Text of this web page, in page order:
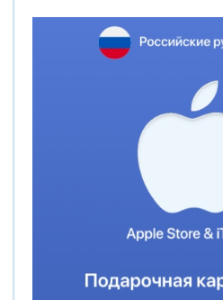
«НОВИКОМБАНК»
«ВНЕШПРОМБАНК»
«БАНК ГЛОБЭКС»
«СОВКОМБАНК»